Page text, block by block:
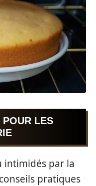
POUR LES
intimidés par la
pratiques